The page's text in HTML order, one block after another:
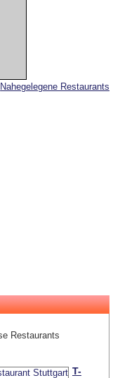
Nahegelegene Restaurants
Restaurants
T-